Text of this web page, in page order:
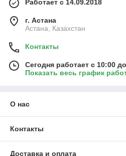
Работает с 14.09.2018
г. Астана
Астана, Казахстан
Контакты
Сегодня работает с 10:00
Показать весь график
О нас
Контакты
Доставка и оплата